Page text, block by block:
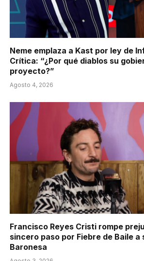
Neme emplaza a Kast por ley de
Crítica: “¿Por qué diablos su
proyecto?”
Agosto 4, 2026
Francisco Reyes Cristi rompe
sincero paso por Fiebre de Baile a
Baronesa